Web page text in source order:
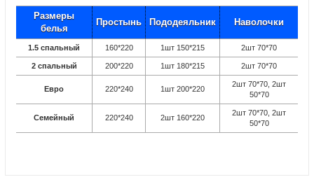
Размеры
белья
Простынь Пододеяльник Наволочки
1.5 спальный 160*220 1шт 150*215 2шт 70*70
2 спальный 200*220 1шт 180*215 2шт 70*70
Евро 220*240 1шт 200*220
2шт 70*70, 2шт
50*70
Семейный 220*240 2шт 160*220
2шт 70*70, 2шт
50*70